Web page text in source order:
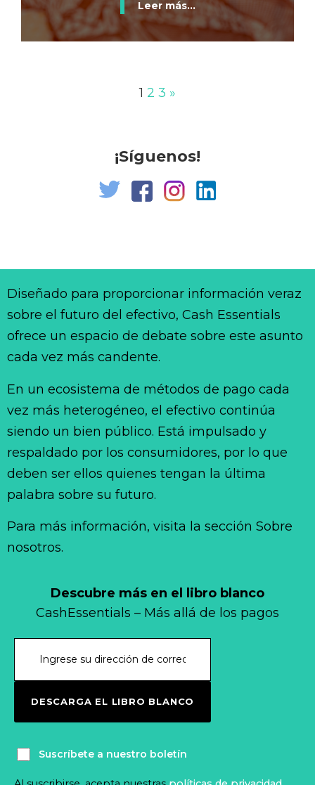
Leer más...
1 2 3 »
¡Síguenos!
Descubre más en el libro blanco
CashEssentials – Más allá de los pagos
DESCARGA EL LIBRO BLANCO
Suscríbete a nuestro boletín
Diseñado para proporcionar información veraz
sobre el futuro del efectivo, Cash Essentials
ofrece un espacio de debate sobre este asunto
cada vez más candente.
En un ecosistema de métodos de pago cada
vez más heterogéneo, el efectivo continúa
siendo un bien público. Está impulsado y
respaldado por los consumidores, por lo que
deben ser ellos quienes tengan la última
palabra sobre su futuro.
Para más información, visita la sección Sobre
nosotros.